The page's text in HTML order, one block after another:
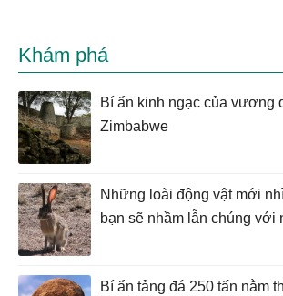
Khám phá
Bí ẩn kinh ngạc của vương
Zimbabwe
Những loài động vật mới
bạn sẽ nhầm lẫn chúng với
Bí ẩn tảng đá 250 tấn nằm